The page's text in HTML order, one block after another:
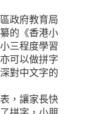
政府教育局
的《香港小
三程度學習
可以做拼字
對中文字的
，讓家長快